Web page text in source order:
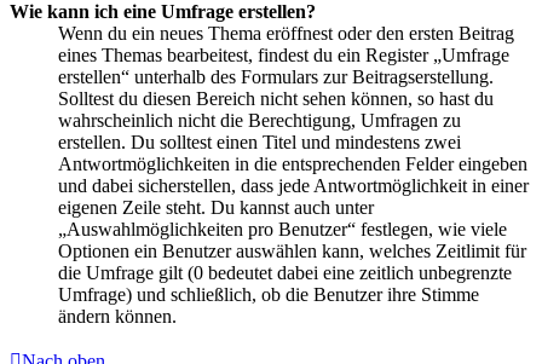
Wie kann ich eine Umfrage erstellen?
Wenn du ein neues Thema eröffnest oder den ersten Beitrag
eines Themas bearbeitest, findest du ein Register „Umfrage
erstellen“ unterhalb des Formulars zur Beitragserstellung.
Solltest du diesen Bereich nicht sehen können, so hast du
wahrscheinlich nicht die Berechtigung, Umfragen zu
erstellen. Du solltest einen Titel und mindestens zwei
Antwortmöglichkeiten in die entsprechenden Felder eingeben
und dabei sicherstellen, dass jede Antwortmöglichkeit in einer
eigenen Zeile steht. Du kannst auch unter
„Auswahlmöglichkeiten pro Benutzer“ festlegen, wie viele
Optionen ein Benutzer auswählen kann, welches Zeitlimit für
die Umfrage gilt (0 bedeutet dabei eine zeitlich unbegrenzte
Umfrage) und schließlich, ob die Benutzer ihre Stimme
ändern können.